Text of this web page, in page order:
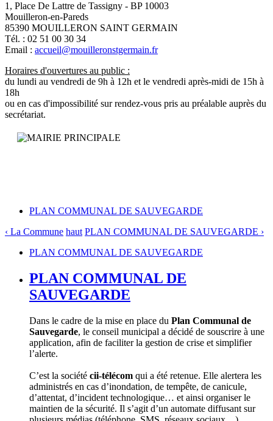
1, Place De Lattre de Tassigny - BP 10003
Mouilleron-en-Pareds
85390 MOUILLERON SAINT GERMAIN
Tél. : 02 51 00 30 34
Email : accueil@mouilleronstgermain.fr
Horaires d'ouvertures au public :
du lundi au vendredi de 9h à 12h et le vendredi après-midi de 15h à
18h
ou en cas d'impossibilité sur rendez-vous pris au préalable auprès du
secrétariat.
PLAN COMMUNAL DE SAUVEGARDE
‹ La Commune haut PLAN COMMUNAL DE SAUVEGARDE ›
PLAN COMMUNAL DE SAUVEGARDE
PLAN COMMUNAL DE
SAUVEGARDE
Dans le cadre de la mise en place du Plan Communal de
Sauvegarde, le conseil municipal a décidé de souscrire à une
application, afin de faciliter la gestion de crise et simplifier
l’alerte.
C’est la société cii-télécom qui a été retenue. Elle alertera les
administrés en cas d’inondation, de tempête, de canicule,
d’attentat, d’incident technologique… et ainsi organiser le
maintien de la sécurité. Il s’agit d’un automate diffusant sur